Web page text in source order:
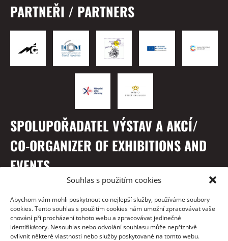
Souhlas s použitím cookies
Abychom vám mohli poskytnout co nejlepší služby, používáme soubory
cookies. Tento souhlas s použitím cookies nám umožní zpracovávat vaše
chování při procházení tohoto webu a zpracovávat jedinečné
identifikátory. Nesouhlas nebo odvolání souhlasu může nepříznivě
ovlivnit některé vlastnosti nebo služby poskytované na tomto webu.
PARTNEŘI / PARTNERS
SPOLUPOŘADATEL VÝSTAV A AKCÍ/
CO-ORGANIZER OF EXHIBITIONS AND
EVENTS